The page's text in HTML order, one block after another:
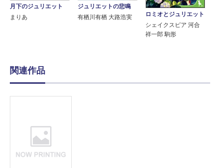
月下のジュリエット
まりあ
ジュリエットの悲鳴
有栖川有栖 大路浩実
ロミオとジュリエット
シェイクスピア 河合
祥一郎 駒形
関連作品